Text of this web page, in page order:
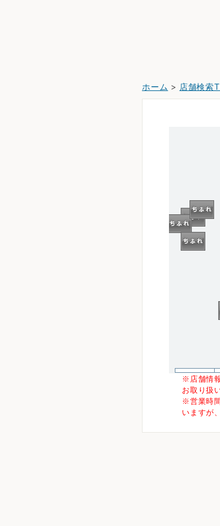
ホーム > 店舗検索
※店舗情
お取り扱
※営業時
いますが